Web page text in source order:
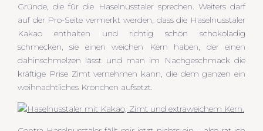
Gründe, die für die Haselnusstaler sprechen. Weiters darf
auf der Pro-Seite vermerkt werden, dass die Haselnusstaler
Kakao enthalten und richtig schön schokoladig
schmecken, sie einen weichen Kern haben, der einen
dahinschmelzen lässt und man im Nachgeschmack die
kräftige Prise Zimt vernehmen kann, die dem ganzen ein
weihnachtliches Krönchen aufsetzt.